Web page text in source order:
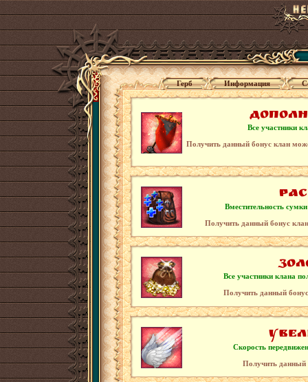
Герб Информация
Все участники
Получить данный бонус клан
Вместительность
Получить данный бонус
Все участники клана
Получить данный
Скорость
Получить данный